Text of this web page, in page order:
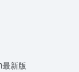
最新版